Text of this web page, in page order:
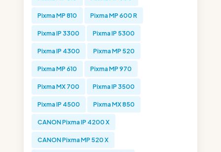
Pixma MP 810 Pixma MP 600 R
Pixma IP 3300 Pixma IP 5300
Pixma IP 4300 Pixma MP 520
Pixma MP 610 Pixma MP 970
Pixma MX 700 Pixma IP 3500
Pixma IP 4500 Pixma MX 850
CANON Pixma IP 4200 X
CANON Pixma MP 520 X